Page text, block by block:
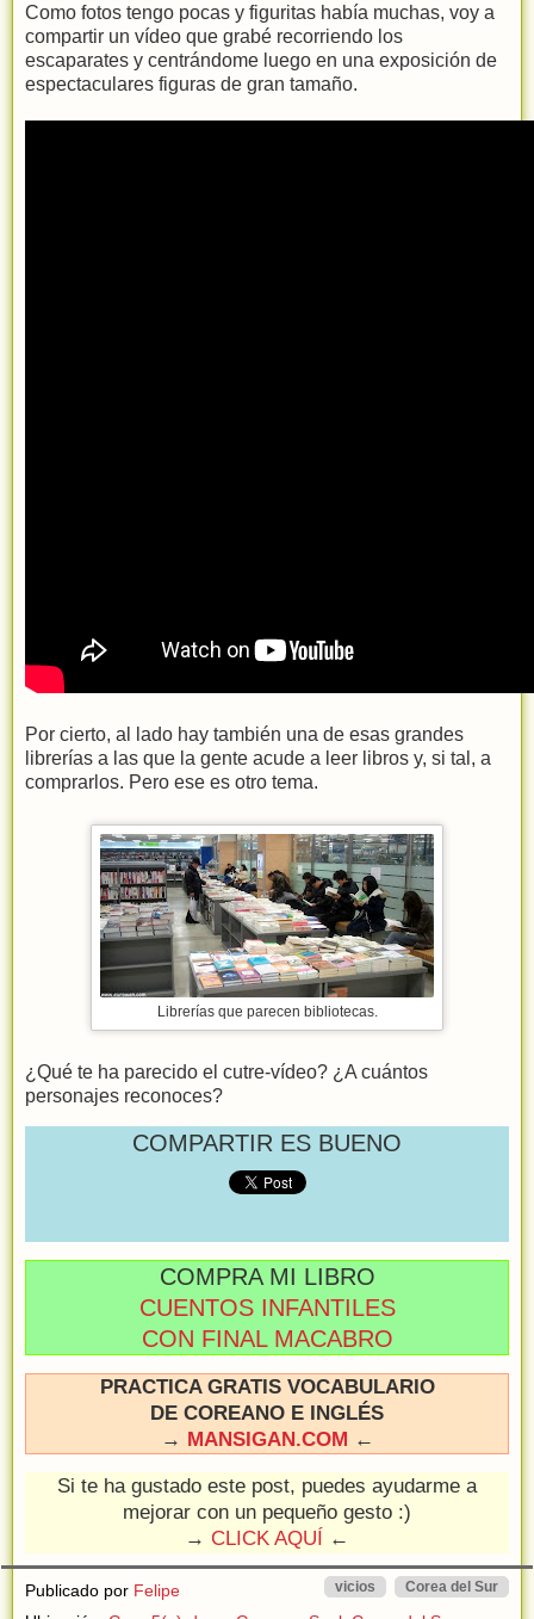
Como fotos tengo pocas y figuritas había muchas, voy a
compartir un vídeo que grabé recorriendo los
escaparates y centrándome luego en una exposición de
espectaculares figuras de gran tamaño.
Por cierto, al lado hay también una de esas grandes
librerías a las que la gente acude a leer libros y, si tal, a
comprarlos. Pero ese es otro tema.
Librerías que parecen bibliotecas.
¿Qué te ha parecido el cutre-vídeo? ¿A cuántos
personajes reconoces?
COMPARTIR ES BUENO
COMPRA MI LIBRO
CUENTOS INFANTILES
CON FINAL MACABRO
PRACTICA GRATIS VOCABULARIO
DE COREANO E INGLÉS
→ MANSIGAN.COM ←
Si te ha gustado este post, puedes ayudarme a
mejorar con un pequeño gesto :)
→ CLICK AQUÍ ←
Publicado por Felipe Corea del Sur
vicios